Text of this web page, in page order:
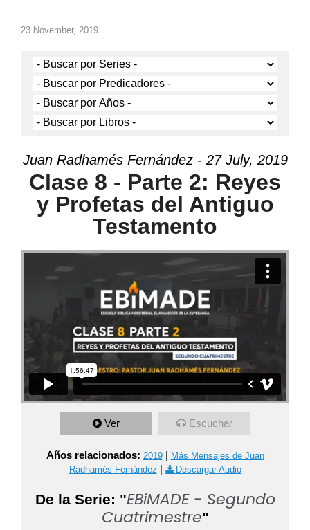
23 November, 2019
Juan Radhamés Fernández - 27 July, 2019
Clase 8 - Parte 2: Reyes
y Profetas del Antiguo
Testamento
Ver Escuchar
Años relacionados: 2019| Más Mensajes de Juan
Radhamés Fernández | Descargar Audio
De la Serie: "EBiMADE - Segundo
Cuatrimestre"